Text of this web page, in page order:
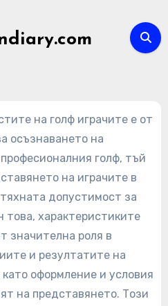
на голф играчите е от
осъзнаването на
голф, тъй
на играчите в
допустимост за
това, характеристиките
значителна роля в
и резултатите на
оформление и условия
на представянето. Този